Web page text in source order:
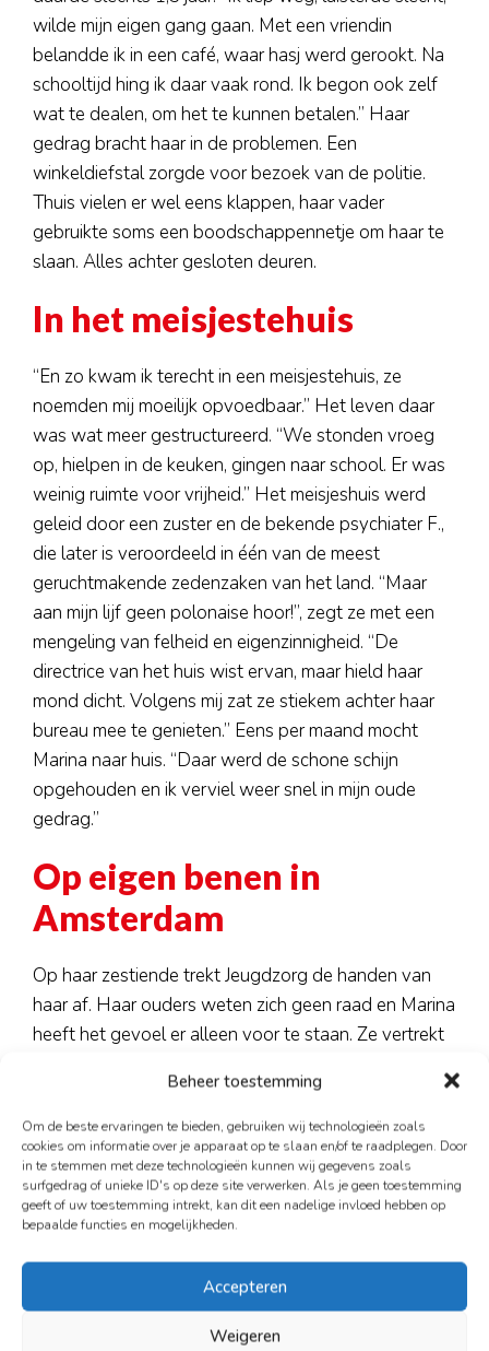
Beheer toestemming
Om de beste ervaringen te bieden, gebruiken wij technologieën zoals
cookies om informatie over je apparaat op te slaan en/of te raadplegen. Door
in te stemmen met deze technologieën kunnen wij gegevens zoals
surfgedrag of unieke ID's op deze site verwerken. Als je geen toestemming
geeft of uw toestemming intrekt, kan dit een nadelige invloed hebben op
bepaalde functies en mogelijkheden.
Accepteren
Weigeren
wilde mijn eigen gang gaan. Met een vriendin
belandde ik in een café, waar hasj werd gerookt. Na
schooltijd hing ik daar vaak rond. Ik begon ook zelf
wat te dealen, om het te kunnen betalen.” Haar
gedrag bracht haar in de problemen. Een
winkeldiefstal zorgde voor bezoek van de politie.
Thuis vielen er wel eens klappen, haar vader
gebruikte soms een boodschappennetje om haar te
slaan. Alles achter gesloten deuren.
In het meisjestehuis
“En zo kwam ik terecht in een meisjestehuis, ze
noemden mij moeilijk opvoedbaar.” Het leven daar
was wat meer gestructureerd. “We stonden vroeg
op, hielpen in de keuken, gingen naar school. Er was
weinig ruimte voor vrijheid.” Het meisjeshuis werd
geleid door een zuster en de bekende psychiater F.,
die later is veroordeeld in één van de meest
geruchtmakende zedenzaken van het land. “Maar
aan mijn lijf geen polonaise hoor!”, zegt ze met een
mengeling van felheid en eigenzinnigheid. “De
directrice van het huis wist ervan, maar hield haar
mond dicht. Volgens mij zat ze stiekem achter haar
bureau mee te genieten.” Eens per maand mocht
Marina naar huis. “Daar werd de schone schijn
opgehouden en ik verviel weer snel in mijn oude
gedrag.”
Op eigen benen in
Amsterdam
Op haar zestiende trekt Jeugdzorg de handen van
haar af. Haar ouders weten zich geen raad en Marina
heeft het gevoel er alleen voor te staan. Ze vertrekt
gulden huurt ze een kamer, die ze betaalt door hier
en daar te werken, bijvoorbeeld als verkoopster in
een parfumeriewinkel of ouvreuse bij Tuschinski,
maar ook door te stelen. “Het geld lag op straat,
meer dan tegenwoordig. Elke dag keek je weer wat
over gemaakt.”
Gezin en gemis